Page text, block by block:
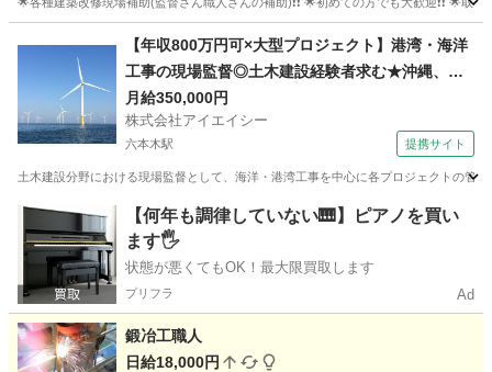
吉祥寺駅 建築 スタッフ
【年収800万円可×大型プロジェクト】港湾・海洋
工事の現場監督◎土木建設経験者求む★沖縄、東
京、横浜、福島、秋田で活躍のチャンス
月給350,000円
株式会社アイエイシー
六本木駅 提携サイト
土木建設分野における現場監督として、海洋・港湾工事を中心に各プロジェクトの
東京 六本木駅 その他
【何年も調律していない🎹】ピアノを買い
ます🖐️
状態が悪くてもOK！最大限買取します
プリフラ Ad
鍛冶工職人
日給18,000円